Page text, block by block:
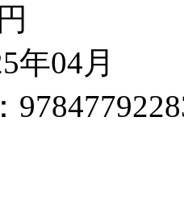
年04月